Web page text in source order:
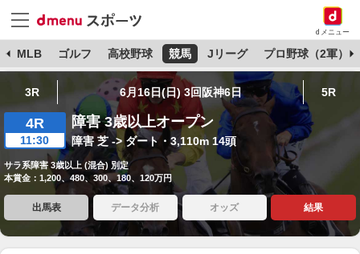
dメニュー
MLB ゴルフ 高校野球 競馬 Jリーグ プロ野球（2軍）
3R 6月16日(日) 3回阪神6日 5R
4R
11:30
障害 3歳以上オープン
障害 芝 -> ダート・3,110m 14頭
サラ系障害 3歳以上 (混合) 別定
本賞金：1,200、480、300、180、120万円
出馬表 データ分析 オッズ 結果